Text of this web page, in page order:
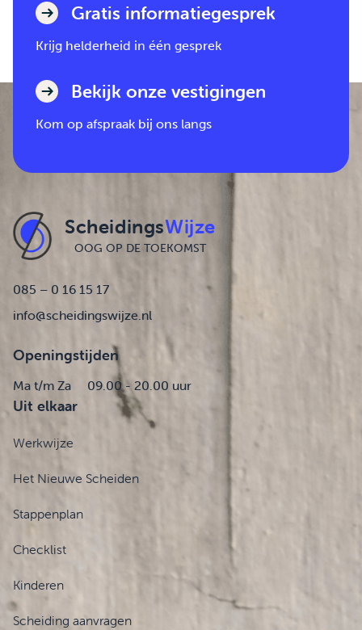
Gratis informatiegesprek
Krijg helderheid in één gesprek
Bekijk onze vestigingen
Kom op afspraak bij ons langs
ScheidingsWijze
OOG OP DE TOEKOMST
085 – 0 16 15 17
info@scheidingswijze.nl
Openingstijden
Ma t/m Za 09.00 - 20.00 uur
Uit elkaar
Werkwijze
Het Nieuwe Scheiden
Stappenplan
Checklist
Kinderen
Scheiding aanvragen